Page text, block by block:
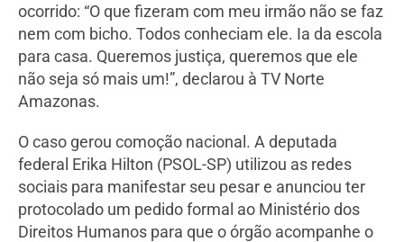
ocorrido: “O que fizeram com meu irmão não se faz
nem com bicho. Todos conheciam ele. Ia da escola
para casa. Queremos justiça, queremos que ele
não seja só mais um!”, declarou à TV Norte
Amazonas.
O caso gerou comoção nacional. A deputada
federal Erika Hilton (PSOL-SP) utilizou as redes
sociais para manifestar seu pesar e anunciou ter
protocolado um pedido formal ao Ministério dos
Direitos Humanos para que o órgão acompanhe o